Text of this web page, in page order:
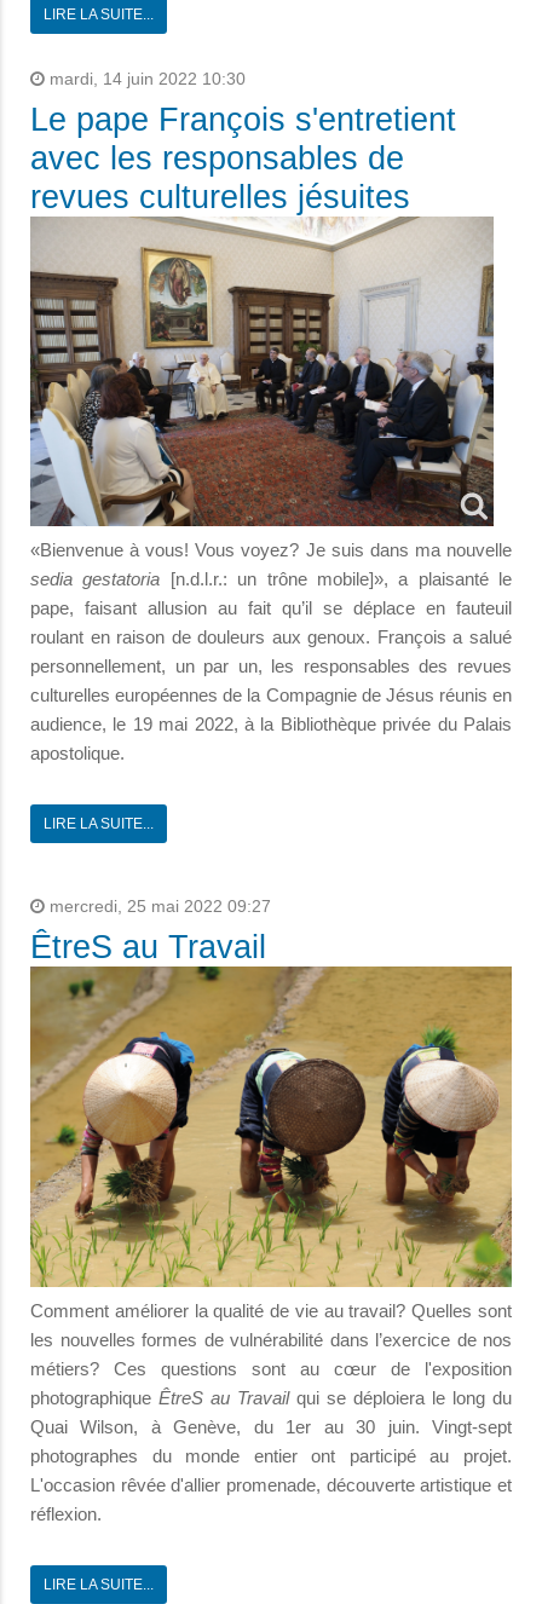
LIRE LA SUITE...
mardi, 14 juin 2022 10:30
Le pape François s'entretient
avec les responsables de
revues culturelles jésuites
«Bienvenue à vous! Vous voyez? Je suis dans ma nouvelle
sedia gestatoria [n.d.l.r.: un trône mobile]», a plaisanté le
pape, faisant allusion au fait qu’il se déplace en fauteuil
roulant en raison de douleurs aux genoux. François a salué
personnellement, un par un, les responsables des revues
culturelles européennes de la Compagnie de Jésus réunis en
audience, le 19 mai 2022, à la Bibliothèque privée du Palais
apostolique.
LIRE LA SUITE...
mercredi, 25 mai 2022 09:27
ÊtreS au Travail
Comment améliorer la qualité de vie au travail? Quelles sont
les nouvelles formes de vulnérabilité dans l’exercice de nos
métiers? Ces questions sont au cœur de l'exposition
photographique ÊtreS au Travailqui se déploiera le long du
Quai Wilson, à Genève, du 1er au 30 juin. Vingt-sept
photographes du monde entier ont participé au projet.
L'occasion rêvée d'allier promenade, découverte artistique et
réflexion.
LIRE LA SUITE...